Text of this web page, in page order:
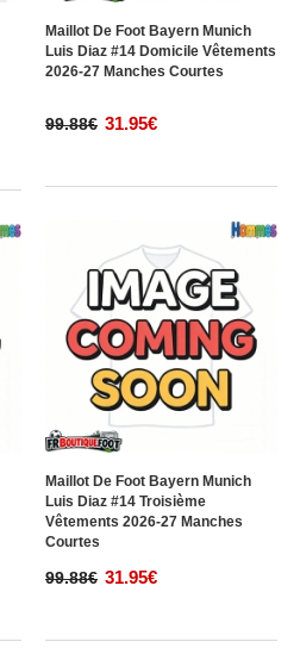
Maillot De Foot Bayern Munich
Luis Diaz #14 Domicile Vêtements
2026-27 Manches Courtes
99.88€ 31.95€
Maillot De Foot Bayern Munich
Luis Diaz #14 Troisième
Vêtements 2026-27 Manches
Courtes
99.88€ 31.95€